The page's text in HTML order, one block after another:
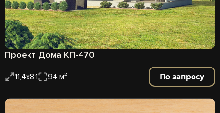
Проект Дома КП-470
11,4х8,1 94 м² По запросу